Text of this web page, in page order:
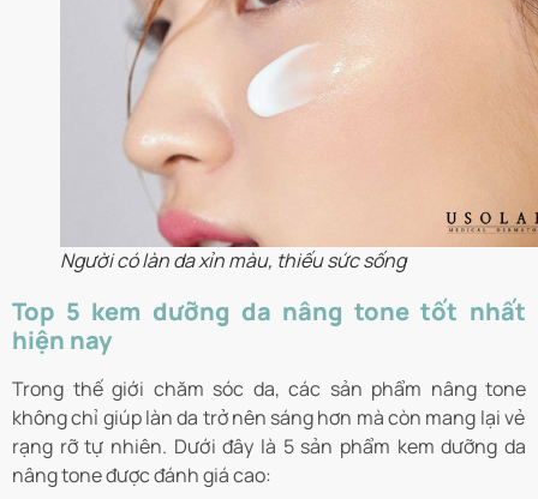
Người có làn da xỉn màu, thiếu sức sống
Top 5 kem dưỡng da nâng tone tốt nhất
hiện nay
Trong thế giới chăm sóc da, các sản phẩm nâng tone
không chỉ giúp làn da trở nên sáng hơn mà còn mang lại vẻ
rạng rỡ tự nhiên. Dưới đây là 5 sản phẩm kem dưỡng da
nâng tone được đánh giá cao: